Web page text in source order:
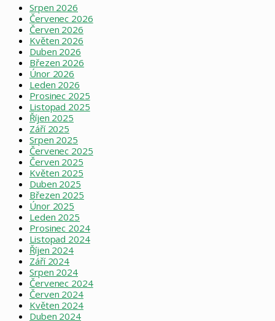
Srpen 2026
Červenec 2026
Červen 2026
Květen 2026
Duben 2026
Březen 2026
Únor 2026
Leden 2026
Prosinec 2025
Listopad 2025
Říjen 2025
Září 2025
Srpen 2025
Červenec 2025
Červen 2025
Květen 2025
Duben 2025
Březen 2025
Únor 2025
Leden 2025
Prosinec 2024
Listopad 2024
Říjen 2024
Září 2024
Srpen 2024
Červenec 2024
Červen 2024
Květen 2024
Duben 2024